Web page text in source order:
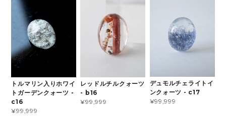
トルマリン入りホワイ
トガーデンクォーツ -
c16
¥99,999
レッドルチルクォーツ
- b16
¥99,999
デュモルチェライトイ
ンクォーツ - c17
¥99,999